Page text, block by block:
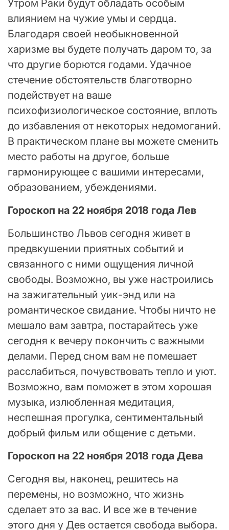
Утром Раки будут обладать особым
влиянием на чужие умы и сердца.
Благодаря своей необыкновенной
харизме вы будете получать даром то, за
что другие борются годами. Удачное
стечение обстоятельств благотворно
подействует на ваше
психофизиологическое состояние, вплоть
до избавления от некоторых недомоганий.
В практическом плане вы можете сменить
место работы на другое, больше
гармонирующее с вашими интересами,
образованием, убеждениями.
Гороскоп на 22 ноября 2018 года Лев
Большинство Львов сегодня живет в
предвкушении приятных событий и
связанного с ними ощущения личной
свободы. Возможно, вы уже настроились
на зажигательный уик-энд или на
романтическое свидание. Чтобы ничто не
мешало вам завтра, постарайтесь уже
сегодня к вечеру покончить с важными
делами. Перед сном вам не помешает
расслабиться, почувствовать тепло и уют.
Возможно, вам поможет в этом хорошая
музыка, излюбленная медитация,
неспешная прогулка, сентиментальный
добрый фильм или общение с детьми.
Гороскоп на 22 ноября 2018 года Дева
Сегодня вы, наконец, решитесь на
перемены, но возможно, что жизнь
сделает это за вас. И все же в течение
этого дня у Дев остается свобода выбора.